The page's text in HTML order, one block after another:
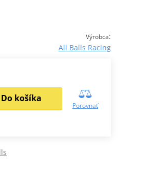
Výrobca:
All Balls Racing
Do košíka
Porovnať